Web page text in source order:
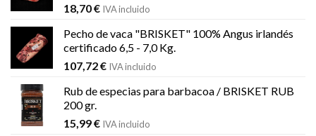
18,70€ IVA incluido
Pecho de vaca "BRISKET" 100% Angus irlandés
certificado 6,5 - 7,0 Kg.
107,72€ IVA incluido
Rub de especias para barbacoa / BRISKET RUB
200 gr.
15,99€ IVA incluido